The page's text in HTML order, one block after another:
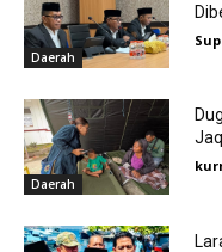
Daerah
Daerah